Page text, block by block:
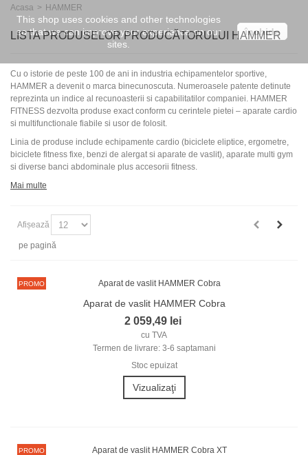
This shop uses cookies and other technologies
so that we can improve your experience on our
sites.
închide
Acasa > HAMMER
LISTA PRODUSELOR PRODUCĂTORULUI HAMMER
Cu o istorie de peste 100 de ani in industria echipamentelor sportive,
HAMMER a devenit o marca binecunoscuta. Numeroasele patente detinute
reprezinta un indice al recunoasterii si capabilitatilor companiei. HAMMER
FITNESS dezvolta produse exact conform cu cerintele pietei – aparate cardio
si multifunctionale fiabile si usor de folosit.
Linia de produse include echipamente cardio (biciclete eliptice, ergometre,
biciclete fitness fixe, benzi de alergat si aparate de vaslit), aparate multi gym
si diverse banci abdominale plus accesorii fitness.
Mai multe
Afișează
pe pagină
PROMO
Aparat de vaslit HAMMER Cobra
2 059,49 lei
cu TVA
Termen de livrare: 3-6 saptamani
Stoc epuizat
Vizualizaţi
PROMO